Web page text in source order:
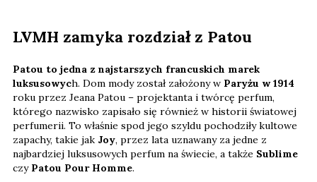
LVMH zamyka rozdział z Patou
Patou to jedna z najstarszych francuskich marek
luksusowych. Dom mody został założony w Paryżu w 1914
roku przez Jeana Patou – projektanta i twórcę perfum,
którego nazwisko zapisało się również w historii światowej
perfumerii. To właśnie spod jego szyldu pochodziły kultowe
zapachy, takie jak Joy, przez lata uznawany za jedne z
najbardziej luksusowych perfum na świecie, a także Sublime
czy Patou Pour Homme.